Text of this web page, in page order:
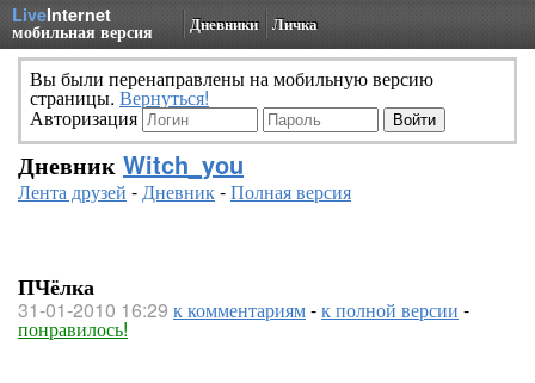
LiveInternet
мобильная версия Дневники Личка
Вы были перенаправлены на мобильную версию
страницы. Вернуться!
Авторизация
Дневник Witch_you
Лента друзей -Дневник-Полная версия
ПЧёлка
31-01-2010 16:29 к комментариям-к полной версии -
понравилось!